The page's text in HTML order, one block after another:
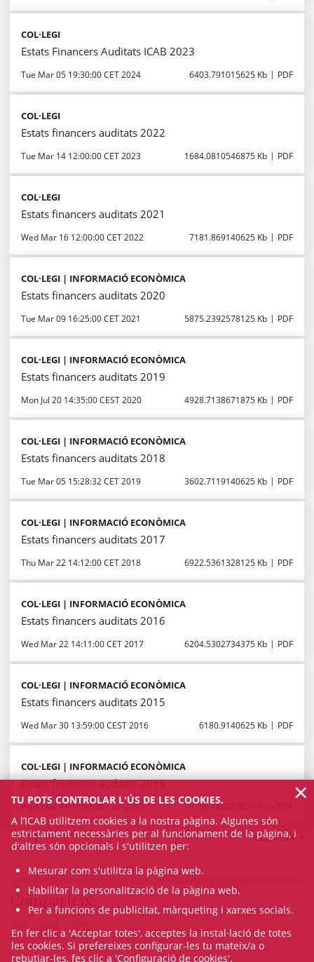
COL·LEGI
Estats Financers Auditats ICAB 2023
Tue Mar 05 19:30:00 CET 2024 6403.791015625 Kb PDF
COL·LEGI
Estats financers auditats 2022
Tue Mar 14 12:00:00 CET 2023 1684.0810546875 Kb PDF
COL·LEGI
Estats financers auditats 2021
Wed Mar 16 12:00:00 CET 2022 7181.869140625 Kb PDF
COL·LEGI | INFORMACIÓ ECONÒMICA
Estats financers auditats 2020
Tue Mar 09 16:25:00 CET 2021 5875.2392578125 Kb PDF
COL·LEGI | INFORMACIÓ ECONÒMICA
Estats financers auditats 2019
Mon Jul 20 14:35:00 CEST 2020 4928.7138671875 Kb PDF
COL·LEGI | INFORMACIÓ ECONÒMICA
Estats financers auditats 2018
Tue Mar 05 15:28:32 CET 2019 3602.7119140625 Kb PDF
COL·LEGI | INFORMACIÓ ECONÒMICA
Estats financers auditats 2017
Thu Mar 22 14:12:00 CET 2018 6922.5361328125 Kb PDF
COL·LEGI | INFORMACIÓ ECONÒMICA
Estats financers auditats 2016
Wed Mar 22 14:11:00 CET 2017 6204.5302734375 Kb PDF
COL·LEGI | INFORMACIÓ ECONÒMICA
Estats financers auditats 2015
Wed Mar 30 13:59:00 CEST 2016 6180.9140625 Kb PDF
COL·LEGI | INFORMACIÓ ECONÒMICA
Estats financers auditats 2014
Wed Mar 04 13:58:00 CET 2015 7159.166015625 Kb
1 2 SEGÜENT
Comparteix
TU POTS CONTROLAR L'ÚS DE LES COOKIES.
A l’ICAB utilitzem cookies a la nostra pàgina. Algunes són
estrictament necessàries per al funcionament de la pàgina, i
d'altres són opcionals i s'utilitzen per:
Mesurar com s'utilitza la pàgina web.
Habilitar la personalització de la pàgina web.
Per a funcions de publicitat, màrqueting i xarxes socials.
En fer clic a 'Acceptar totes', acceptes la instal·lació de totes
les cookies. Si prefereixes configurar-les tu mateix/a o
rebutjar-les, fes clic a 'Configuració de cookies'.
×